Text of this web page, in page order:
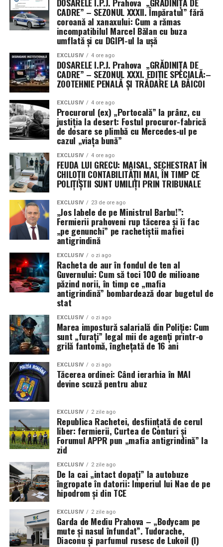
colaps.
Deși navele de război americane au reușit să se protejeze
de drone și bărci rapide, ele au eșuat în misiunea de a
extinde această protecție asupra flotei comerciale.
Auto-apărarea nu este suficientă atunci când misiunea
ta principală este menținerea căilor navigabile deschise.
Lecția istoriei și eșecul tactic al noii ere
Istoria navală ne învață că, în ambele Războaie
Mondiale, aliații au fost reticenți în a adopta sistemul
convoaielor, preferând să „vâneze” amenințarea. În
ambele cazuri, strategia a eșuat catastrofal până când s-
a revenit la escortarea directă. Astăzi, Marina pare să
repete aceleași greșeli, încercând să creeze „coridoare
sigure” de la distanță, o tactică ce nu a reușit să
convingă armatorii să își trimită navele la apă.
După cinci luni de conflict, concluzia este ineluctabilă: o
strâmtoare blocată sub ochii unei flote de 290 de nave și
345.000 de marinari este, prin definiție, un eșec naval.
Până când această problemă nu va fi diagnosticată și
rezolvată, supremația maritimă a SUA rămâne doar un
concept teoretic, în timp ce 500 de nave comerciale
stau blocate, așteptând o siguranță care nu mai vine.
CADRE” – SEZONUL XXXII. Împăratul” fără
coroană al xanaxului: Cum a rămas
incompatibilul Marcel Bălan cu buza
umflată și cu DGIPI-ul la ușă
EXCLUSIV 4 ore ago
DOSARELE I.P.J. Prahova „GRĂDINIȚA DE
CADRE” – SEZONUL XXXI. EDIȚIE SPECIALĂ:–
ZOOTEHNIE PENALĂ ȘI TRĂDARE LA BĂICOI
EXCLUSIV 4 ore ago
Procurorul (ex) „Portocală” la prânz, cu
justiția la desert: Fostul procuror-fabrică
de dosare se plimbă cu Mercedes-ul pe
cazul „viața bună”
EXCLUSIV 4 ore ago
FEUDA LUI GRECU: MAISAL, SECHESTRAT ÎN
CHILOȚII CONTABILITĂȚII MAI, ÎN TIMP CE
POLIȚIȘTII SUNT UMILIȚI PRIN TRIBUNALE
EXCLUSIV 23 de ore ago
„Jos labele de pe Ministrul Barbu!”:
Fermierii prahoveni rup tăcerea și îi fac
„pe genunchi” pe rachetiștii mafiei
antigrindină
EXCLUSIV o zi ago
Racheta de aur în fondul de ten al
Guvernului: Cum să toci 100 de milioane
păzind norii, în timp ce „mafia
antigrindină” bombardează doar bugetul de
stat
EXCLUSIV o zi ago
Marea impostură salarială din Poliție: Cum
sunt „furați” legal mii de agenți printr-o
grilă fantomă, înghețată de 16 ani
EXCLUSIV o zi ago
Tăcerea ordinei: Când ierarhia în MAI
devine scuză pentru abuz
EXCLUSIV 2 zile ago
Republica Rachetei, desființată de cerul
liber: fermierii, Curtea de Conturi și
Forumul APPR pun „mafia antigrindină” la
zid
EXCLUSIV 2 zile ago
De la cai „intact dopați” la autobuze
îngropate în datorii: Imperiul lui Nae de pe
hipodrom și din TCE
EXCLUSIV 2 zile ago
Garda de Mediu Prahova – „Bodycam pe
mute și nasul înfundat”. Tudorache,
Diaconu și parfumul rusesc de Lukoil (I)